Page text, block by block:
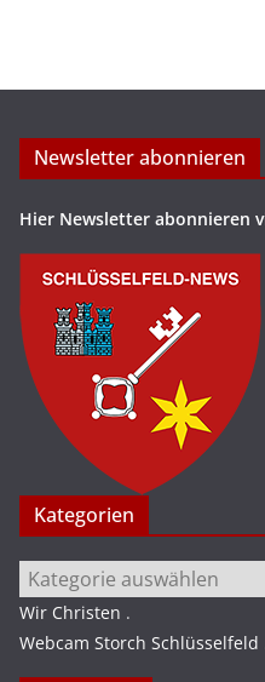
Newsletter abonnieren
Hier Newsletter abonnieren
Kategorien
Kategorien
Wir Christen .
Webcam Storch Schlüsselfeld